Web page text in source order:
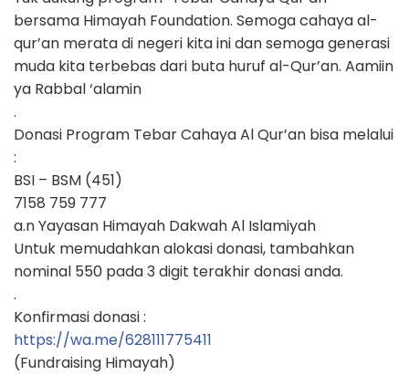
bersama Himayah Foundation. Semoga cahaya al-
qur’an merata di negeri kita ini dan semoga generasi
muda kita terbebas dari buta huruf al-Qur’an. Aamiin
ya Rabbal ‘alamin
.
Donasi Program Tebar Cahaya Al Qur’an bisa melalui
:
BSI – BSM (451)
7158 759 777
a.n Yayasan Himayah Dakwah Al Islamiyah
Untuk memudahkan alokasi donasi, tambahkan
nominal 550 pada 3 digit terakhir donasi anda.
.
Konfirmasi donasi :
https://wa.me/628111775411
(Fundraising Himayah)